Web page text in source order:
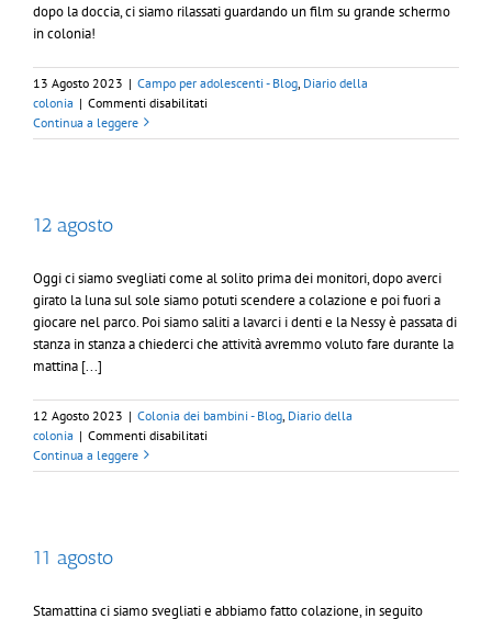
dopo la doccia, ci siamo rilassati guardando un film su grande schermo
in colonia!
13 Agosto 2023 | Campo per adolescenti - Blog Diario della
colonia | Commenti disabilitatisu
Agosto
Continua a leggere
12 agosto
Oggi ci siamo svegliati come al solito prima dei monitori, dopo averci
girato la luna sul sole siamo potuti scendere a colazione e poi fuori a
giocare nel parco. Poi siamo saliti a lavarci i denti e la Nessy è passata di
stanza in stanza a chiederci che attività avremmo voluto fare durante la
mattina [...]
12 Agosto 2023 | Colonia dei bambini - Blog Diario della
colonia | Commenti disabilitatisu
agosto
Continua a leggere
11 agosto
Stamattina ci siamo svegliati e abbiamo fatto colazione, in seguito